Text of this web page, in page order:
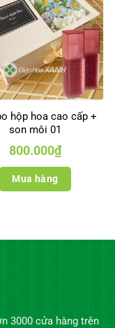
hộp hoa cao cấp +
son môi 01
800.000₫
Mua hàng
3000 cửa hàng trên